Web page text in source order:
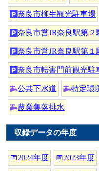
奈良市柳生観光駐車場
奈良市営JR奈良駅第２
奈良市営JR奈良駅第１
奈良市転害門前観光駐
公共下水道 特定環
農業集落排水
収録データの年度
📅2024年度 📅2023年度